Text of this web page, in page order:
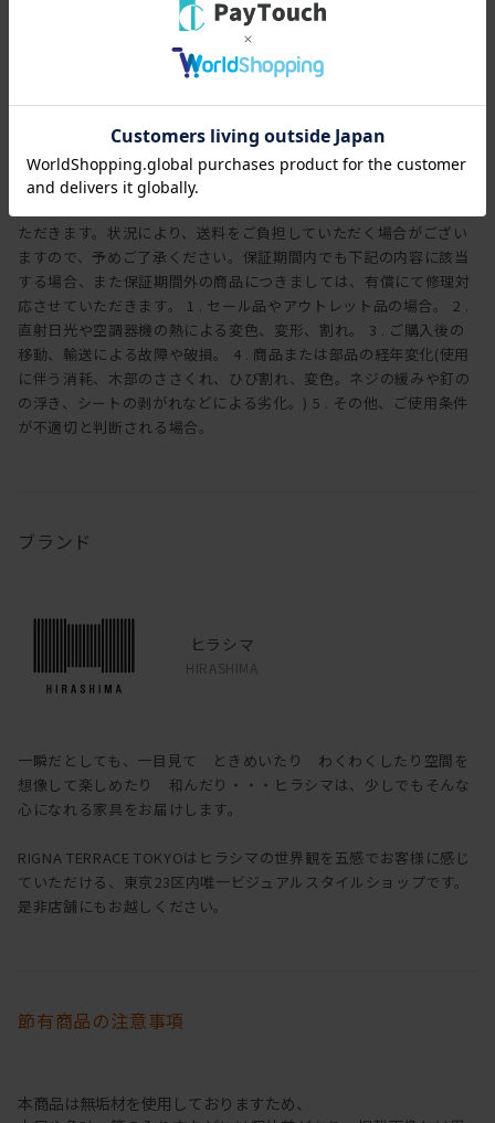
職人の心と培った豊富な知識、経験です。
デザイン性の追求はもちろん、ひとつひとつ細部に至るまでの仕上
ヒラシマでは家具を安心してご使用いただけますよう、工場出荷日
より3年間の製品保証を致します。また製品に付属する照明やコン
セントなどの電気用品に関しましては、1年間の保証を致します。
万一製造上、および構造設計上の欠陥による不良、破損などにつき
ただきます。状況により、送料をご負担していただく場合がござい
ますので、予めご了承ください。保証期間内でも下記の内容に該当
する場合、また保証期間外の商品につきましては、有償にて修理対
応させていただきます。 1 . セール品やアウトレット品の場合。 2 .
直射日光や空調器機の熱による変色、変形、割れ。 3 . ご購入後の
移動、輸送による故障や破損。 4 . 商品または部品の経年変化(使用
に伴う消耗、木部のささくれ、ひび割れ、変色。ネジの緩みや釘の
の浮き、シートの剥がれなどによる劣化。) 5 . その他、ご使用条件
が不適切と判断される場合。
ブランド
ヒラシマ
HIRASHIMA
一瞬だとしても、一目見て ときめいたり わくわくしたり空間を
想像して楽しめたり 和んだり・・・ヒラシマは、少しでもそんな
心になれる家具をお届けします。
RIGNA TERRACE TOKYOはヒラシマの世界観を五感でお客様に感じ
ていただける、東京23区内唯一ビジュアルスタイルショップです。
是非店舗にもお越しください。
節有商品の注意事項
本商品は無垢材を使用しておりますため、